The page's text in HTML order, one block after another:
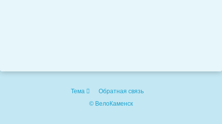
Тема
Обратная связь
© ВелоКаменск